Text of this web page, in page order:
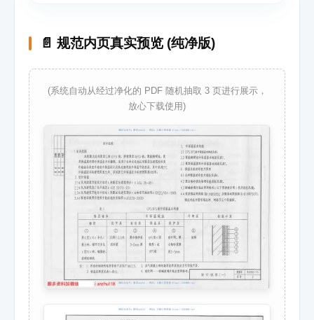
📄 规范内页真实预览 (纯净版)
(系统自动从经过净化的 PDF 随机抽取 3 页进行展示，
放心下载使用)